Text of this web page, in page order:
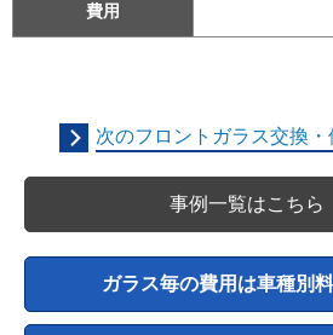
費用
次のフロントガラス交換
事例一覧はこちら
ガラス毎の費用は車種別